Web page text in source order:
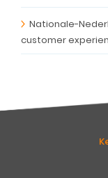
Nationale-
customer